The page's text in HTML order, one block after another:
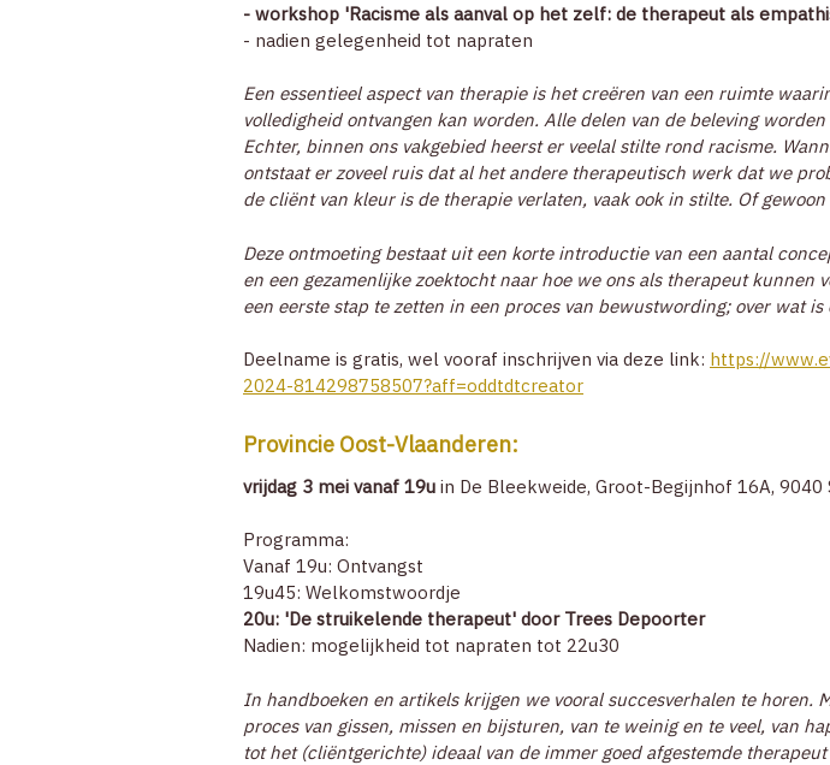
- workshop 'Racisme als aanval op het zelf: de therapeut als
- nadien gelegenheid tot napraten
Een essentieel aspect van therapie is het creëren van een ruimte
volledigheid ontvangen kan worden. Alle delen van de beleving
Echter, binnen ons vakgebied heerst er veelal stilte rond racisme.
ontstaat er zoveel ruis dat al het andere therapeutisch werk dat we
de cliënt van kleur is de therapie verlaten, vaak ook in stilte. Of
Deze ontmoeting bestaat uit een korte introductie van een aantal
en een gezamenlijke zoektocht naar hoe we ons als therapeut
een eerste stap te zetten in een proces van bewustwording; over wat is
Deelname is gratis, wel vooraf inschrijven via deze link: https://
2024-814298758507?aff=oddtdtcreator
Provincie Oost-Vlaanderen:
vrijdag 3 mei vanaf 19u in De Bleekweide, Groot-Begijnhof 16A, 9040
Programma:
Vanaf 19u: Ontvangst
19u45: Welkomstwoordje
20u: 'De struikelende therapeut' door Trees Depoorter
Nadien: mogelijkheid tot napraten tot 22u30
In handboeken en artikels krijgen we vooral succesverhalen te horen.
proces van gissen, missen en bijsturen, van te weinig en te veel, van
tot het (cliëntgerichte) ideaal van de immer goed afgestemde